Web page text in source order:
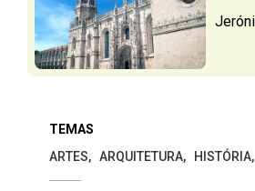
TEMAS
ARTES
ARQUITETURA HISTÓRIA